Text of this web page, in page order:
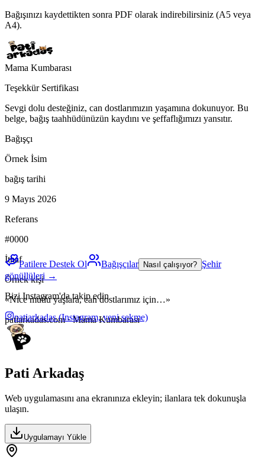
Bağışınızı kaydettikten sonra PDF olarak indirebilirsiniz (A5 veya
A4).
Mama Kumbarası
Teşekkür Sertifikası
Sevgi dolu desteğiniz, can dostlarımızın yaşamına dokunuyor. Bu
belge, bağış taahhüdünüzün kaydını ve şeffaflığımızı yansıtır.
Bağışçı
Örnek İsim
bağış tarihi
9 Mayıs 2026
Referans
#0000
İthaf
Örnek kişi
«Nice mutlu yaşlara, can dostlarımız için…»
patiarkadas.com · Mama Kumbarası
Patilere Destek Ol Bağışçılar Nasıl çalışıyor? Şehir
gönüllüleri →
Bizi Instagram'da takip edin
patiarkadas(Instagram, yeni sekme)
Pati Arkadaş
Web uygulamasını ana ekranınıza ekleyin; ilanlara tek dokunuşla
ulaşın.
Uygulamayı Yükle